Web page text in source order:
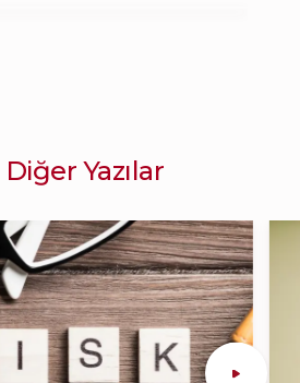
Yazılar